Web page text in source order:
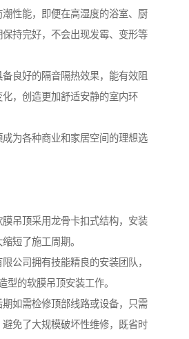
性能，即便在高湿度的浴室、厨
持完好，不会出现发霉、变形等
良好的隔音隔热效果，能有效阻
，创造更加舒适安静的室内环
为各种商业和家居空间的理想选
吊顶采用龙骨卡扣式结构，安装
短了施工周期。
公司拥有技能精良的安装团队，
型的软膜吊顶安装工作。
如需检修顶部线路或设备，只需
免了大规模破坏性维修，既省时